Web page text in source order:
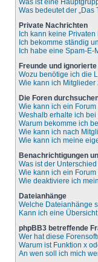
Was ist eine
Was bedeutet der „Das
Private Nachrichten
Ich kann keine
Ich bekomme ständig
Ich habe eine Spam-
Freunde und
Wozu benötige ich die
Wie kann ich
Die Foren
Wie kann ich ein
Weshalb erhalte ich
Warum bekomme ich
Wie kann ich nach
Wie kann ich meine
Benachrichtigungen
Was ist der
Wie kann ich ein
Wie deaktiviere ich
Dateianhänge
Welche Dateianhänge
Kann ich eine
phpBB3 betreffende
Wer hat diese
Warum ist Funktion x
An wen soll ich mich